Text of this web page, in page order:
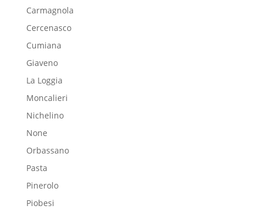
Carmagnola
Cercenasco
Cumiana
Giaveno
La Loggia
Moncalieri
Nichelino
None
Orbassano
Pasta
Pinerolo
Piobesi